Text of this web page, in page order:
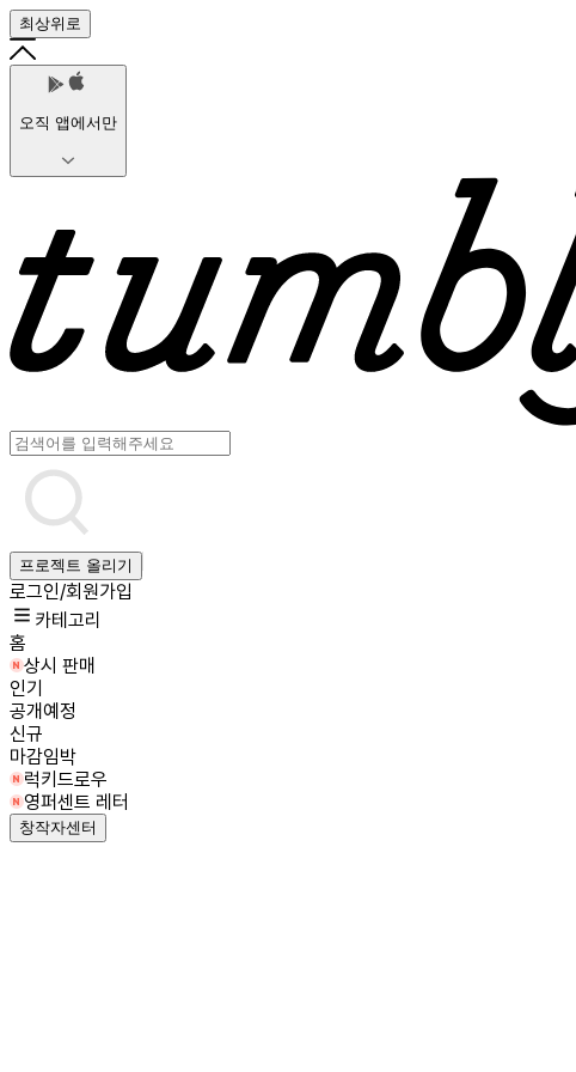
최상위로
오직 앱에서만
프로젝트 올리기
로그인/회원가입
카테고리
홈
상시 판매
인기
공개예정
신규
마감임박
럭키드로우
영퍼센트 레터
창작자센터